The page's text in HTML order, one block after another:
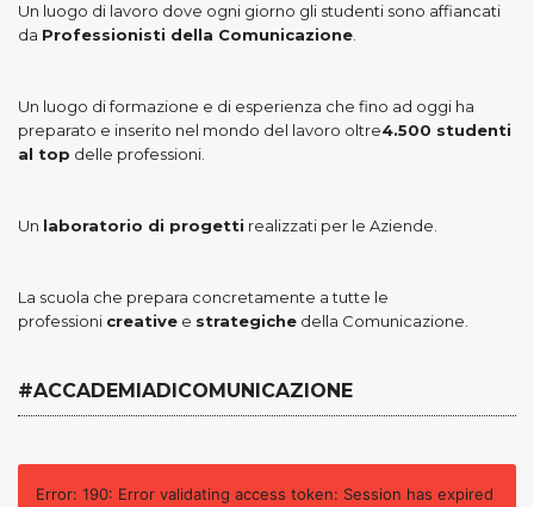
Un luogo di lavoro dove ogni giorno gli studenti sono affiancati
da Professionisti della Comunicazione.
Un luogo di formazione e di esperienza che fino ad oggi ha
preparato e inserito nel mondo del lavoro oltre4.500 studenti
al top delle professioni.
Un laboratorio di progetti realizzati per le Aziende.
La scuola che prepara concretamente a tutte le
professioni creative e strategiche della Comunicazione.
#ACCADEMIADICOMUNICAZIONE
Error: 190: Error validating access token: Session has expired